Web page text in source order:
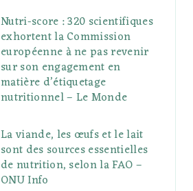
Nutri-score : 320 scientifiques
exhortent la Commission
européenne à ne pas revenir
sur son engagement en
matière d’étiquetage
nutritionnel – Le Monde
La viande, les œufs et le lait
sont des sources essentielles
de nutrition, selon la FAO –
ONU Info